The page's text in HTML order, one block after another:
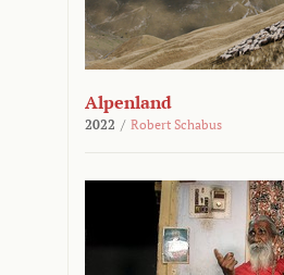
Alpenland
2022 / Robert Schabus